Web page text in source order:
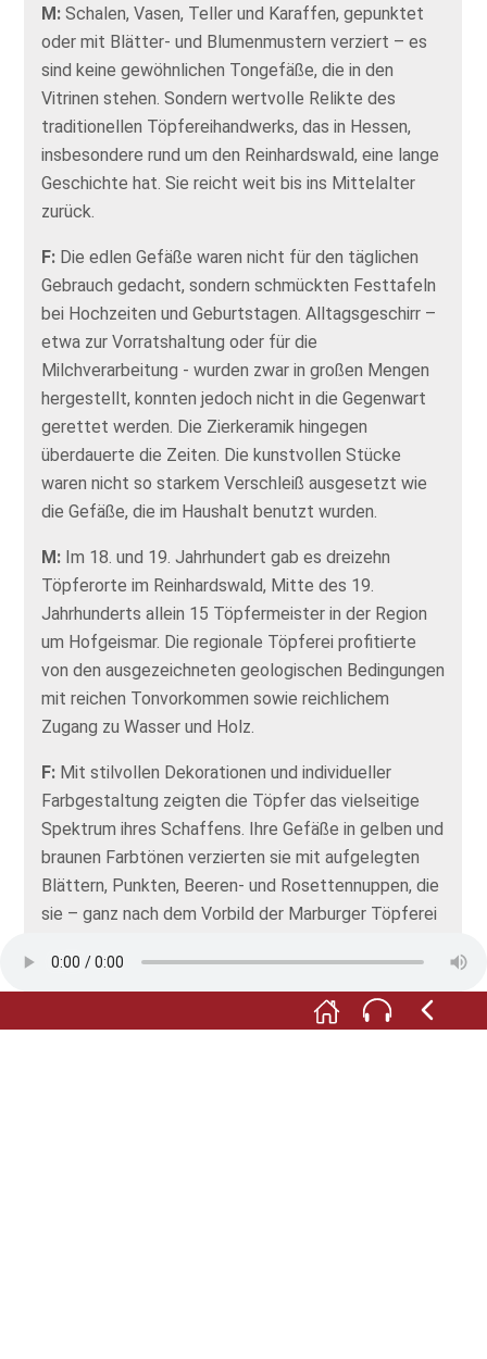
M: Schalen, Vasen, Teller und Karaffen, gepunktet
oder mit Blätter- und Blumenmustern verziert – es
sind keine gewöhnlichen Tongefäße, die in den
Vitrinen stehen. Sondern wertvolle Relikte des
traditionellen Töpfereihandwerks, das in Hessen,
insbesondere rund um den Reinhardswald, eine lange
Geschichte hat. Sie reicht weit bis ins Mittelalter
zurück.
F: Die edlen Gefäße waren nicht für den täglichen
Gebrauch gedacht, sondern schmückten Festtafeln
bei Hochzeiten und Geburtstagen. Alltagsgeschirr –
etwa zur Vorratshaltung oder für die
Milchverarbeitung - wurden zwar in großen Mengen
hergestellt, konnten jedoch nicht in die Gegenwart
gerettet werden. Die Zierkeramik hingegen
überdauerte die Zeiten. Die kunstvollen Stücke
waren nicht so starkem Verschleiß ausgesetzt wie
die Gefäße, die im Haushalt benutzt wurden.
M: Im 18. und 19. Jahrhundert gab es dreizehn
Töpferorte im Reinhardswald, Mitte des 19.
Jahrhunderts allein 15 Töpfermeister in der Region
um Hofgeismar. Die regionale Töpferei profitierte
von den ausgezeichneten geologischen Bedingungen
mit reichen Tonvorkommen sowie reichlichem
Zugang zu Wasser und Holz.
F: Mit stilvollen Dekorationen und individueller
Farbgestaltung zeigten die Töpfer das vielseitige
Spektrum ihres Schaffens. Ihre Gefäße in gelben und
braunen Farbtönen verzierten sie mit aufgelegten
Blättern, Punkten, Beeren- und Rosettennuppen, die
sie – ganz nach dem Vorbild der Marburger Töpferei
heimischen Töpfer hatten jedoch ihre eigene
Handschrift, sodass wir vom Reinhardswald als einer
eigenständiger Töpferlandschaft sprechen können.